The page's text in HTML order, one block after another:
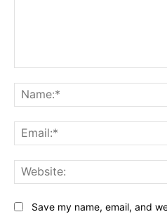
Save my name, email, and